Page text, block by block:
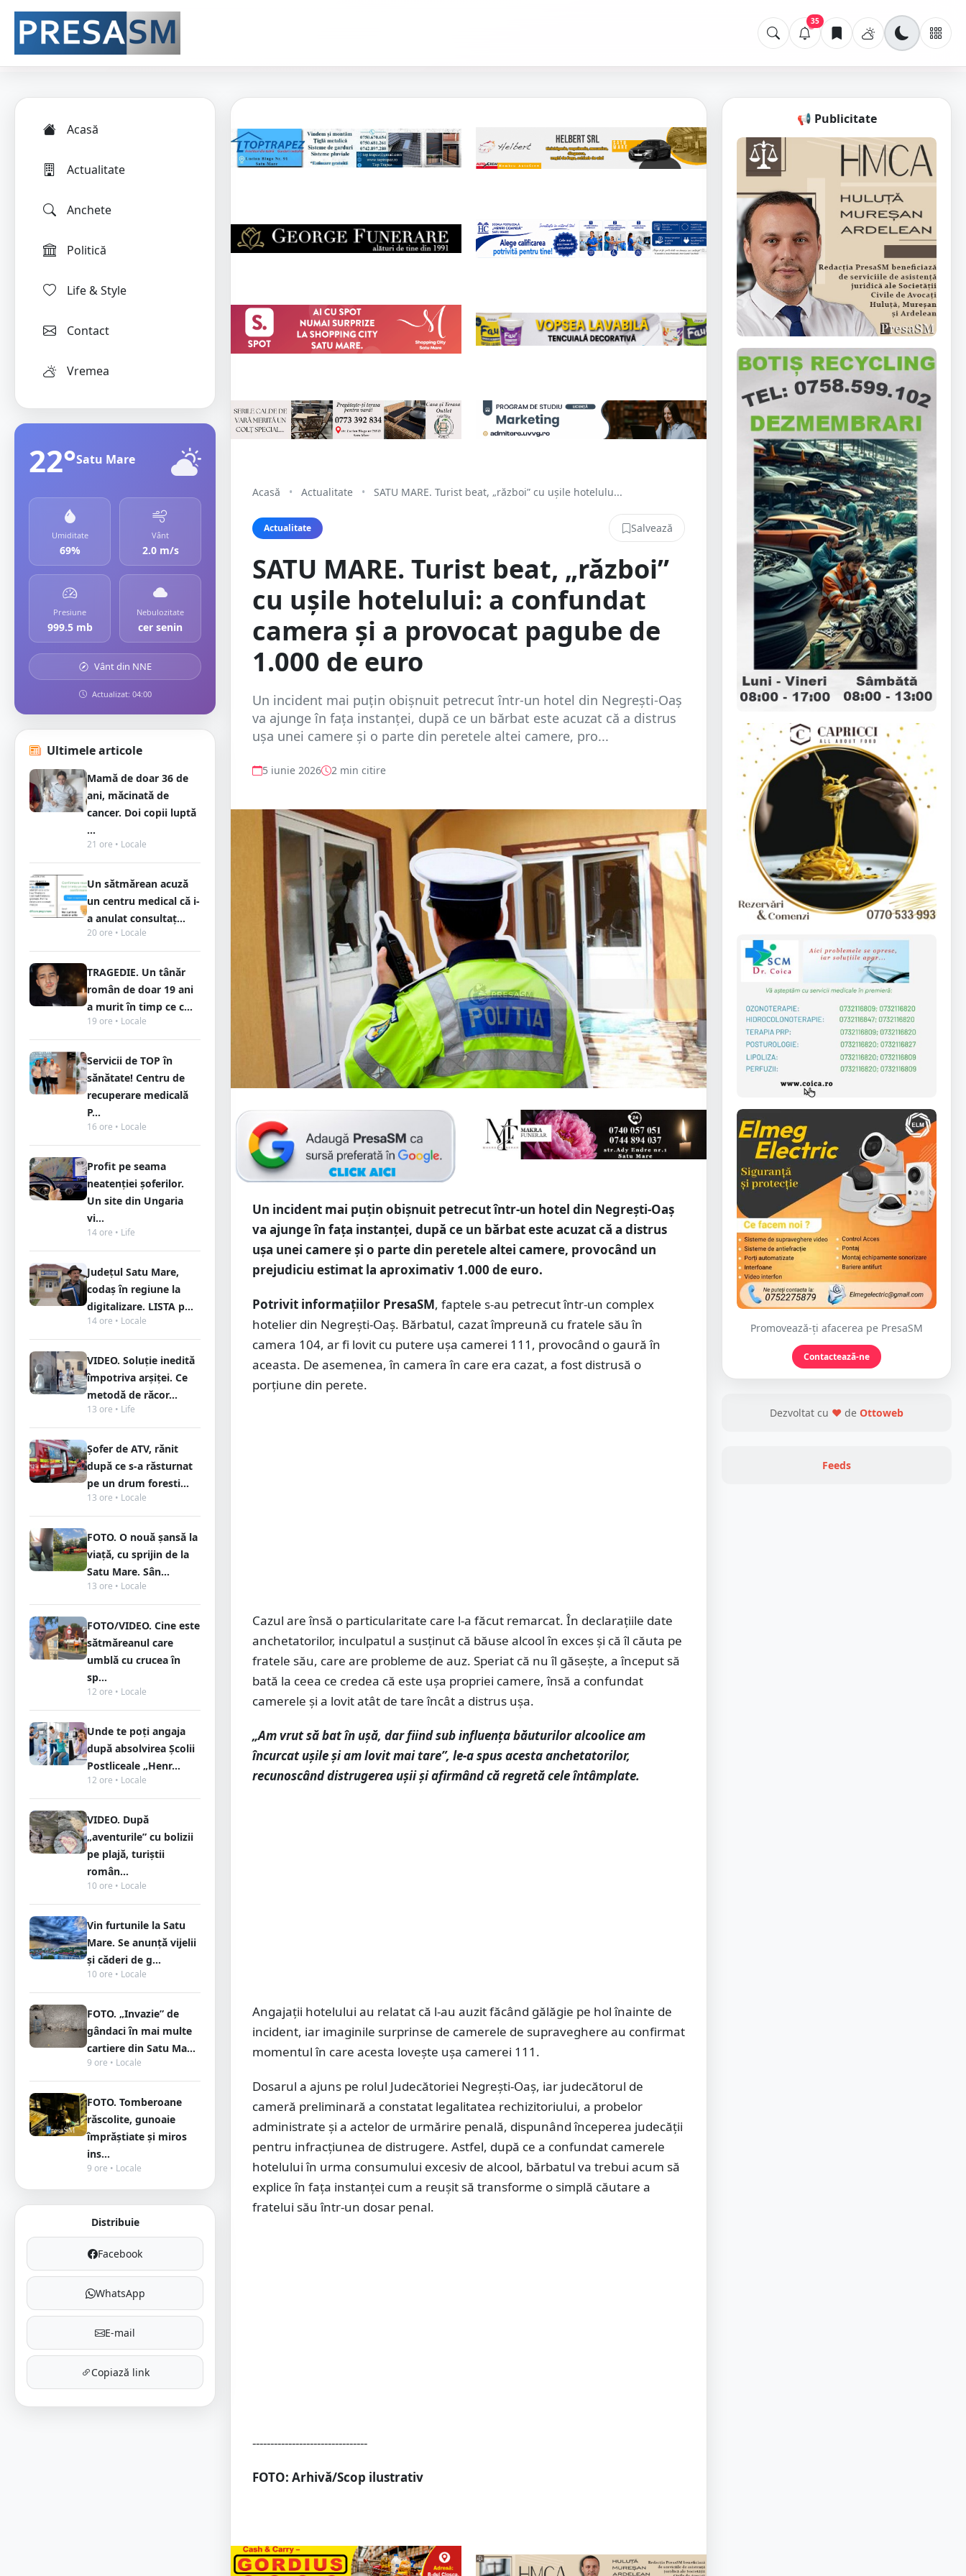
35
Acasă
Actualitate
Anchete
Politică
Life & Style
Contact
Vremea
22°Satu Mare
Umiditate
69%
Vânt
2.0 m/s
Presiune
999.5 mb
Nebulozitate
cer senin
Vânt din NNE
Actualizat: 04:00
Ultimele articole
Mamă de doar 36 de
ani, măcinată de
cancer. Doi copii luptă
...
21 ore • Locale
Un sătmărean acuză
un centru medical că i-
a anulat consultaț...
20 ore • Locale
TRAGEDIE. Un tânăr
român de doar 19 ani
a murit în timp ce c...
19 ore • Locale
Servicii de TOP în
sănătate! Centru de
recuperare medicală
P...
16 ore • Locale
Profit pe seama
neatenției șoferilor.
Un site din Ungaria
vi...
14 ore • Life
Județul Satu Mare,
codaș în regiune la
digitalizare. LISTA p...
14 ore • Locale
VIDEO. Soluție inedită
împotriva arșiței. Ce
metodă de răcor...
13 ore • Life
Șofer de ATV, rănit
după ce s-a răsturnat
pe un drum foresti...
13 ore • Locale
FOTO. O nouă șansă la
viață, cu sprijin de la
Satu Mare. Sân...
13 ore • Locale
FOTO/VIDEO. Cine este
sătmăreanul care
umblă cu crucea în
sp...
12 ore • Locale
Unde te poți angaja
după absolvirea Școlii
Postliceale „Henr...
12 ore • Locale
VIDEO. După
„aventurile” cu bolizii
pe plajă, turiștii
român...
10 ore • Locale
Vin furtunile la Satu
Mare. Se anunță vijelii
și căderi de g...
10 ore • Locale
FOTO. „Invazie” de
gândaci în mai multe
cartiere din Satu Ma...
9 ore • Locale
FOTO. Tomberoane
răscolite, gunoaie
împrăștiate și miros
ins...
9 ore • Locale
Distribuie
Facebook
WhatsApp
E-mail
Copiază link
Acasă • Actualitate • SATU MARE. Turist beat, „război” cu ușile hotelulu...
Actualitate Salvează
SATU MARE. Turist beat, „război”
cu ușile hotelului: a confundat
camera și a provocat pagube de
1.000 de euro
Un incident mai puțin obișnuit petrecut într-un hotel din Negrești-Oaș
va ajunge în fața instanței, după ce un bărbat este acuzat că a distrus
ușa unei camere și o parte din peretele altei camere, pro...
5 iunie 2026 2 min citire
Un incident mai puțin obișnuit petrecut într-un hotel din Negrești-Oaș
va ajunge în fața instanței, după ce un bărbat este acuzat că a distrus
ușa unei camere și o parte din peretele altei camere, provocând un
prejudiciu estimat la aproximativ 1.000 de euro.
Potrivit informațiilor PresaSM, faptele s-au petrecut într-un complex
hotelier din Negrești-Oaș. Bărbatul, cazat împreună cu fratele său în
camera 104, ar fi lovit cu putere ușa camerei 111, provocând o gaură în
aceasta. De asemenea, în camera în care era cazat, a fost distrusă o
porțiune din perete.
Cazul are însă o particularitate care l-a făcut remarcat. În declarațiile date
anchetatorilor, inculpatul a susținut că băuse alcool în exces și că îl căuta pe
fratele său, care are probleme de auz. Speriat că nu îl găsește, a început să
bată la ceea ce credea că este ușa propriei camere, însă a confundat
camerele și a lovit atât de tare încât a distrus ușa.
„Am vrut să bat în ușă, dar fiind sub influența băuturilor alcoolice am
încurcat ușile și am lovit mai tare”, le-a spus acesta anchetatorilor,
recunoscând distrugerea ușii și afirmând că regretă cele întâmplate.
Angajații hotelului au relatat că l-au auzit făcând gălăgie pe hol înainte de
incident, iar imaginile surprinse de camerele de supraveghere au confirmat
momentul în care acesta lovește ușa camerei 111.
Dosarul a ajuns pe rolul Judecătoriei Negrești-Oaș, iar judecătorul de
cameră preliminară a constatat legalitatea rechizitoriului, a probelor
administrate și a actelor de urmărire penală, dispunând începerea judecății
pentru infracțiunea de distrugere. Astfel, după ce a confundat camerele
hotelului în urma consumului excesiv de alcool, bărbatul va trebui acum să
explice în fața instanței cum a reușit să transforme o simplă căutare a
fratelui său într-un dosar penal.
--------------------------------
FOTO: Arhivă/Scop ilustrativ
📢 Publicitate
Promovează-ți afacerea pe PresaSM
Contactează-ne
Dezvoltat cu ❤ de Ottoweb
Feeds